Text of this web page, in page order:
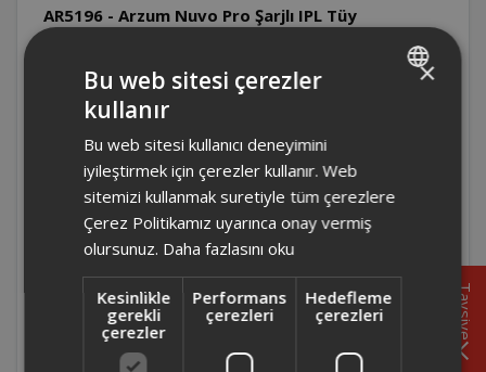
AR5196 - Arzum Nuvo Pro Şarjlı IPL Tüy
AR5196 - Arzum Nuvo Pro Şarjlı IPL Tüy
Alma Sistemi Epilasyon kremi veya ağda
kullanmak uygun mudur?
AR5196 - Arzum Nuvo Pro Şarjlı IPL Tüy
Alma Sistemi Uygulama öncesi tüyler nasıl
hazırlanmalıdır?
AR5196 - Arzum Nuvo Pro Şarjlı IPL Tüy
Alma Sistemi Cilt testi sonrası ne kadar
Tavsiye
×
Bu web sitesi çerezler
kullanır
Bu web sitesi kullanıcı deneyimini
iyileştirmek için çerezler kullanır. Web
sitemizi kullanmak suretiyle tüm çerezlere
Çerez Politikamız uyarınca onay vermiş
olursunuz. Daha fazlasını oku
Kesinlikle
gerekli
çerezler
Performans
çerezleri
Hedefleme
çerezleri